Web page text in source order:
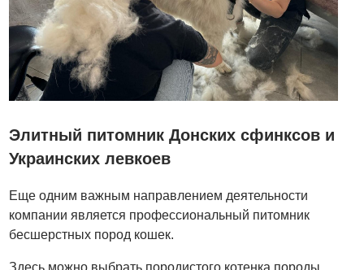
Элитный питомник Донских сфинксов и
Украинских левкоев
Еще одним важным направлением деятельности
компании является профессиональный питомник
бесшерстных пород кошек.
Здесь можно выбрать породистого котенка породы